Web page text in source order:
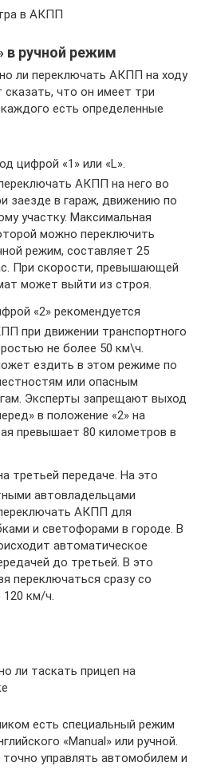
в АКПП
в ручной режим
ли переключать АКПП на ходу
что он имеет три
есть определенные
цифрой «1» или «L».
АКПП на него во
заезде в гараж, движению по
участку. Максимальная
можно переключить
режим, составляет 25
При скорости, превышающей
может выйти из строя.
«2» рекомендуется
при движении транспортного
не более 50 км\ч.
ездить в этом режиме по
или опасным
Эксперты запрещают выход
в положение «2» на
превышает 80 километров в
третьей передаче. На это
автовладельцами
АКПП для
и светофорами в городе. В
автоматическое
до третьей. В это
переключаться сразу со
км/ч.
ли таскать прицеп на
есть специальный режим
«Manual» или ручной.
управлять автомобилем и